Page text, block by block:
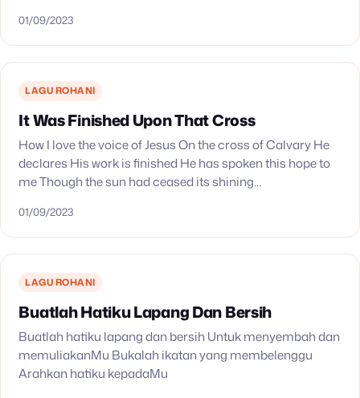
Tuhan,…
01/09/2023
LAGU ROHANI
It Was Finished Upon That Cross
How I love the voice of Jesus On the cross of Calvary He
declares His work is finished He has spoken this hope to
me Though the sun had ceased its shining…
01/09/2023
LAGU ROHANI
Buatlah Hatiku Lapang Dan Bersih
Buatlah hatiku lapang dan bersih Untuk menyembah dan
memuliakanMu Bukalah ikatan yang membelenggu
Arahkan hatiku kepadaMu